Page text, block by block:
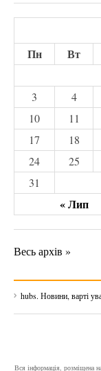
Пн
Вт
« Лип
3
4
10
11
17
18
24
25
31
Весь архів »
hubs. Новини, варті
Вся інформація, розміщена